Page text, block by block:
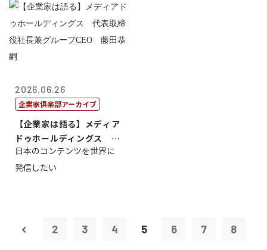
2026.06.26
企業家倶楽部アーカイブ
【企業家は語る】メディア
ドゥホールディングス 代
表取締役社長...
日本のコンテンツを世界に
発信したい
2 3 4 5 6 7 8